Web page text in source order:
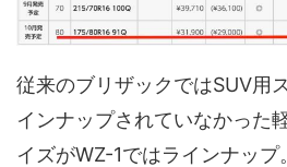
従来のブリザックではSUV用
インナップされていなかった
イズがWZ-1ではラインナップ。